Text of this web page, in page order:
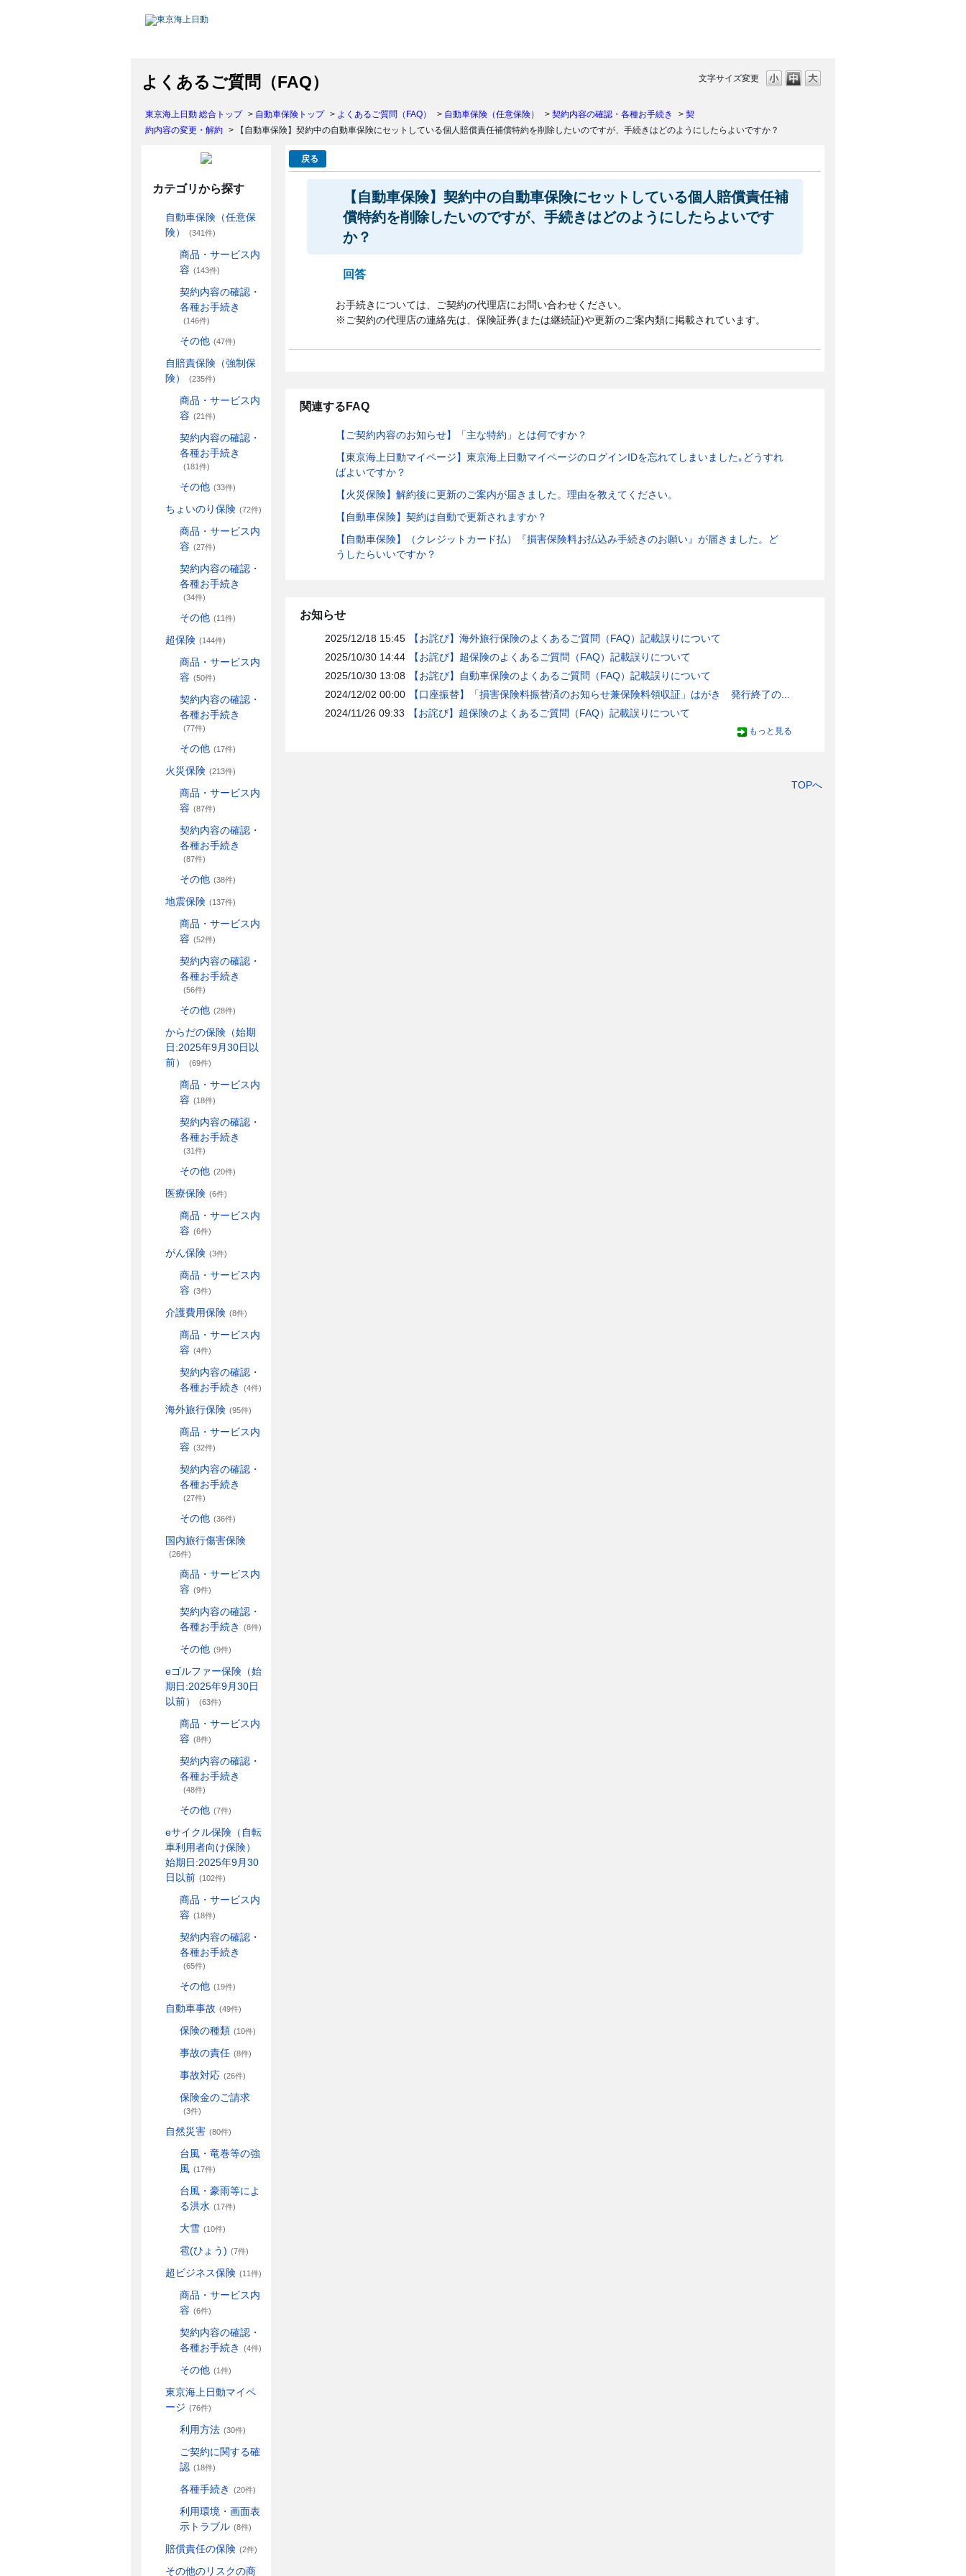
よくあるご質問（FAQ） 文字サイズ変更
東京海上日動 総合トップ > 自動車保険トップ > よくあるご質問（FAQ） > 自動車保険（任意保険） > 契約内容の確認・各種お手続き > 契
約内容の変更・解約 > 【自動車保険】契約中の自動車保険にセットしている個人賠償責任補償特約を削除したいのですが、手続きはどのようにしたらよいですか？
カテゴリから探す
自動車保険（任意保
険）
(341件)
商品・サービス内
容 (143件)
契約内容の確認・
各種お手続き
(146件)
その他 (47件)
自賠責保険（強制保
険）
(235件)
商品・サービス内
容 (21件)
契約内容の確認・
各種お手続き
(181件)
その他 (33件)
ちょいのり保険 (72件)
商品・サービス内
容 (27件)
契約内容の確認・
各種お手続き
(34件)
その他 (11件)
超保険 (144件)
商品・サービス内
容 (50件)
契約内容の確認・
各種お手続き
(77件)
その他 (17件)
火災保険 (213件)
商品・サービス内
容 (87件)
契約内容の確認・
各種お手続き
(87件)
その他 (38件)
地震保険 (137件)
商品・サービス内
容 (52件)
契約内容の確認・
各種お手続き
(56件)
その他 (28件)
からだの保険（始期
日:2025年9月30日以
前）
(69件)
商品・サービス内
容 (18件)
契約内容の確認・
各種お手続き
(31件)
その他 (20件)
医療保険 (6件)
商品・サービス内
容 (6件)
がん保険 (3件)
商品・サービス内
容 (3件)
介護費用保険 (8件)
商品・サービス内
容 (4件)
契約内容の確認・
各種お手続き
(4件)
海外旅行保険 (95件)
商品・サービス内
容 (32件)
契約内容の確認・
各種お手続き
(27件)
その他 (36件)
国内旅行傷害保険
(26件)
商品・サービス内
容 (9件)
契約内容の確認・
各種お手続き
(8件)
その他 (9件)
eゴルファー保険（始
期日:2025年9月30日
以前）
(63件)
商品・サービス内
容 (8件)
契約内容の確認・
各種お手続き
(48件)
その他 (7件)
eサイクル保険（自転
車利用者向け保険）
始期日:2025年9月30
日以前 (102件)
商品・サービス内
容 (18件)
契約内容の確認・
各種お手続き
(65件)
その他 (19件)
自動車事故 (49件)
保険の種類 (10件)
事故の責任 (8件)
事故対応 (26件)
保険金のご請求
(3件)
自然災害 (80件)
台風・竜巻等の強
風 (17件)
台風・豪雨等によ
る洪水 (17件)
大雪 (10件)
雹(ひょう) (7件)
超ビジネス保険 (11件)
商品・サービス内
容 (6件)
契約内容の確認・
各種お手続き
(4件)
その他 (1件)
東京海上日動マイペ
ージ (76件)
利用方法 (30件)
ご契約に関する確
認 (18件)
各種手続き (20件)
利用環境・画面表
示トラブル (8件)
賠償責任の保険 (2件)
その他のリスクの商
戻る
【自動車保険】契約中の自動車保険にセットしている個人賠償責任補
償特約を削除したいのですが、手続きはどのようにしたらよいです
か？
回答
お手続きについては、ご契約の代理店にお問い合わせください。
※ご契約の代理店の連絡先は、保険証券(または継続証)や更新のご案内類に掲載されています。
関連するFAQ
【ご契約内容のお知らせ】「主な特約」とは何ですか？
【東京海上日動マイページ】東京海上日動マイページのログインIDを忘れてしまいました｡どうすれ
ばよいですか？
【火災保険】解約後に更新のご案内が届きました。理由を教えてください。
【自動車保険】契約は自動で更新されますか？
【自動車保険】（クレジットカード払）『損害保険料お払込み手続きのお願い』が届きました。ど
うしたらいいですか？
お知らせ
2025/12/18 15:45
【お詫び】海外旅行保険のよくあるご質問（FAQ）記載誤りについて
2025/10/30 14:44
【お詫び】超保険のよくあるご質問（FAQ）記載誤りについて
2025/10/30 13:08
【お詫び】自動車保険のよくあるご質問（FAQ）記載誤りについて
2024/12/02 00:00
【口座振替】「損害保険料振替済のお知らせ兼保険料領収証」はがき 発行終了の...
2024/11/26 09:33
【お詫び】超保険のよくあるご質問（FAQ）記載誤りについて
もっと見る
TOPへ